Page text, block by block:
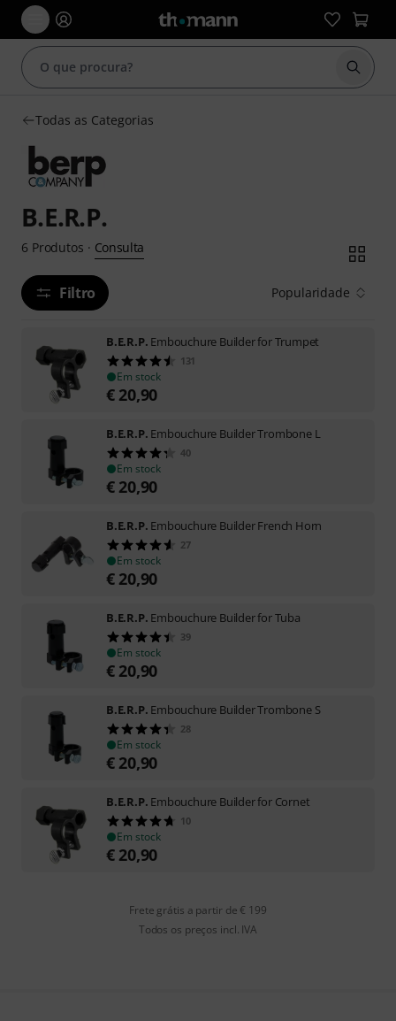
Iniciar
Todas as Categorias
B.E.R.P.
6 Produtos · Consulta
Filtro Popularidade
B.E.R.P. Embouchure Builder for Trumpet
131
Em stock
€ 20,90
B.E.R.P. Embouchure Builder Trombone L
40
Em stock
€ 20,90
B.E.R.P. Embouchure Builder French Horn
27
Em stock
€ 20,90
B.E.R.P. Embouchure Builder for Tuba
39
Em stock
€ 20,90
B.E.R.P. Embouchure Builder Trombone S
28
Em stock
€ 20,90
B.E.R.P. Embouchure Builder for Cornet
10
Em stock
€ 20,90
Frete grátis a partir de € 199
Todos os preços incl. IVA